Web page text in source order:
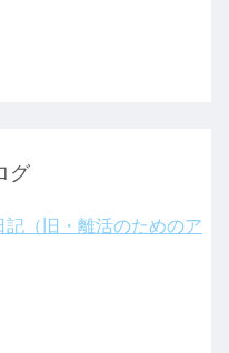
グ
（旧・離活のためのア